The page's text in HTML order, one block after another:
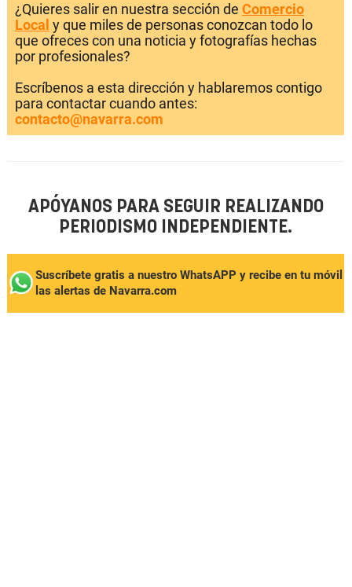
¿Quieres salir en nuestra sección de Comercio
Local y que miles de personas conozcan todo lo
que ofreces con una noticia y fotografías hechas
por profesionales?
Escríbenos a esta dirección y hablaremos contigo
para contactar cuando antes:
contacto@navarra.com
APÓYANOS PARA SEGUIR REALIZANDO
PERIODISMO INDEPENDIENTE.
Suscríbete gratis a nuestro WhatsAPP y recibe en tu móvil
las alertas de Navarra.com